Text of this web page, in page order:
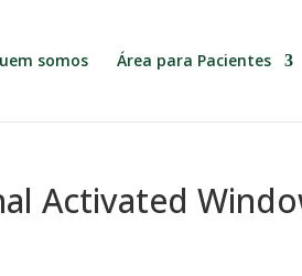
somos Área para Pacientes
Activated